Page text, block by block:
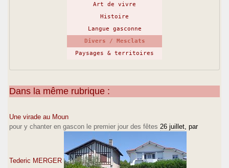
Art de vivre
Histoire
Langue gasconne
Divers / Mesclats
Paysages & territoires
Dans la même rubrique :
Une virade au Moun
pour y chanter en gascon le premier jour des fêtes 26 juillet , par
Tederic MERGER